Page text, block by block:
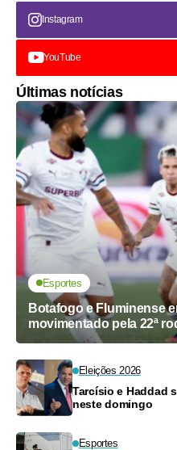
Instagram
YouTube
Últimas notícias
Esportes
Botafogo e Fluminense
movimentado pela 22ª
Eleições 2026
Tarcísio e Haddad
neste domingo
Esportes